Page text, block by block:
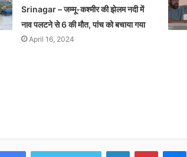
Srinagar – जम्मू-कश्मीर की झेलम नदी में
नाव पलटने से 6 की मौत, पांच को बचाया गया
April 16, 2024